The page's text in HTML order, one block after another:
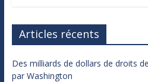
Articles récents
Des milliards de dollars de droits
par Washington